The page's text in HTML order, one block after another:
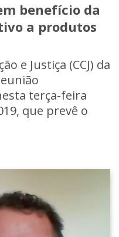
benefício da
a produtos
e Justiça (CCJ) da
terça-feira
que prevê o